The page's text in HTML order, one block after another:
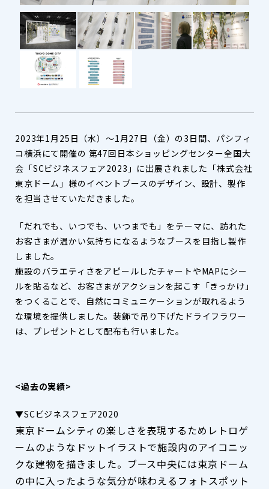
2023年1月25日（水）～1月27日（金）の3日間、パシフィ
コ横浜にて開催の 第47回日本ショッピングセンター全国大
会「SCビジネスフェア2023」に出展されました「株式会社
東京ドーム」様のイベントブースのデザイン、設計、製作
を担当させていただきました。
「だれでも、いつでも、いつまでも」をテーマに、訪れた
お客さまが温かい気持ちになるようなブースを目指し製作
しました。
施設のバラエティさをアピールしたチャートやMAPにシー
ルを貼るなど、お客さまがアクションを起こす「きっかけ」
をつくることで、自然にコミュニケーションが取れるよう
な環境を提供しました。装飾で吊り下げたドライフラワー
は、プレゼントとして配布も行いました。
<過去の実績>
▼SCビジネスフェア2020
東京ドームシティの楽しさを表現するためレトロゲ
ームのようなドットイラストで施設内のアイコニッ
クな建物を描きました。ブース中央には東京ドーム
の中に入ったような気分が味わえるフォトスポット